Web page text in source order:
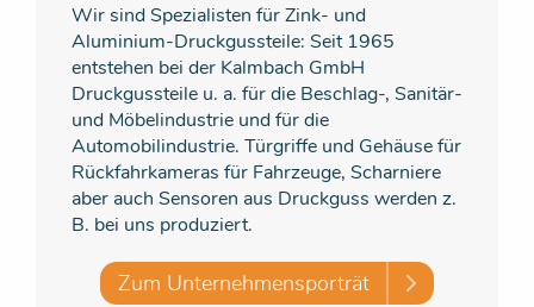
Wir sind Spezialisten für Zink- und
Aluminium-Druckgussteile: Seit 1965
entstehen bei der Kalmbach GmbH
Druckgussteile u. a. für die Beschlag-, Sanitär-
und Möbelindustrie und für die
Automobilindustrie. Türgriffe und Gehäuse für
Rückfahrkameras für Fahrzeuge, Scharniere
aber auch Sensoren aus Druckguss werden z.
B. bei uns produziert.
Zum Unternehmensporträt